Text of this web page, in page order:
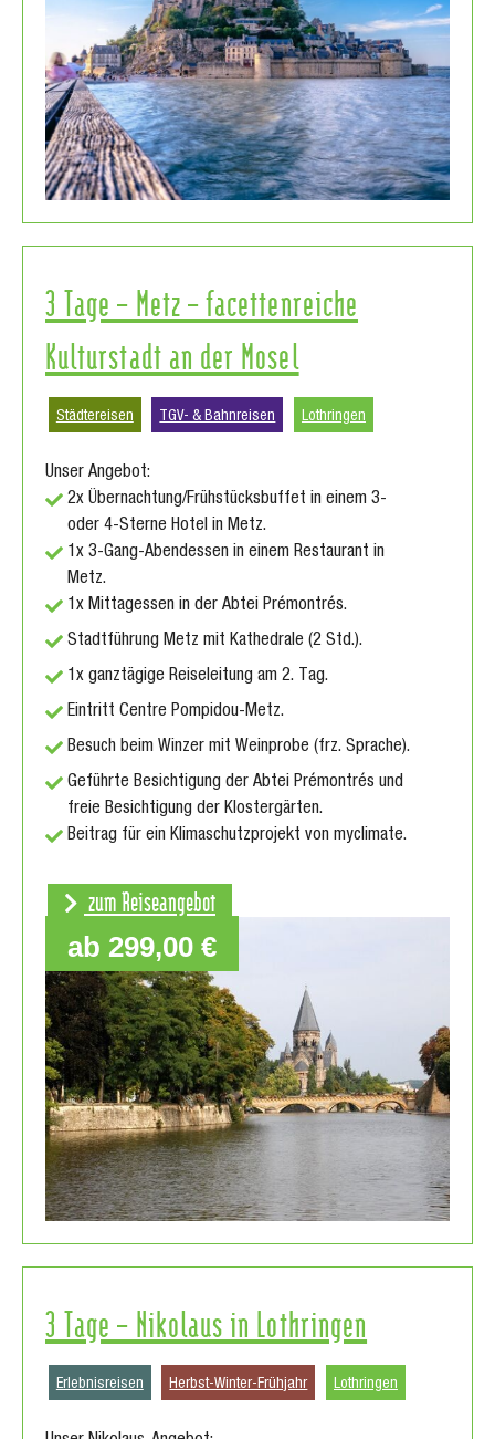
3 Tage – Metz – facettenreiche
Kulturstadt an der Mosel
Städtereisen TGV- & Bahnreisen Lothringen
Unser Angebot:
2x Übernachtung/Frühstücksbuffet in einem 3-
oder 4-Sterne Hotel in Metz.
1x 3-Gang-Abendessen in einem Restaurant in
Metz.
1x Mittagessen in der Abtei Prémontrés.
Stadtführung Metz mit Kathedrale (2 Std.).
1x ganztägige Reiseleitung am 2. Tag.
Eintritt Centre Pompidou-Metz.
Besuch beim Winzer mit Weinprobe (frz. Sprache).
Geführte Besichtigung der Abtei Prémontrés und
freie Besichtigung der Klostergärten.
Beitrag für ein Klimaschutzprojekt von myclimate.
zum Reiseangebot
ab 299,00 €
3 Tage – Nikolaus in Lothringen
Erlebnisreisen Herbst-Winter-Frühjahr Lothringen